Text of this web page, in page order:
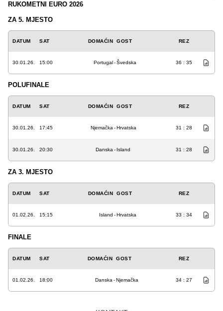
RUKOMETNI EURO 2026
ZA 5. MJESTO
DATUM SAT DOMAĆIN GOST REZ
30.01.26. 15:00 Portugal-Švedska 36 : 35
POLUFINALE
DATUM SAT DOMAĆIN GOST REZ
30.01.26. 17:45 Njemačka -Hrvatska 31 : 28
30.01.26. 20:30 Danska - Island 31 : 28
ZA 3. MJESTO
DATUM SAT DOMAĆIN GOST REZ
01.02.26. 15:15 Island -Hrvatska 33 : 34
FINALE
DATUM SAT DOMAĆIN GOST REZ
01.02.26. 18:00 Danska -Njemačka 34 : 27